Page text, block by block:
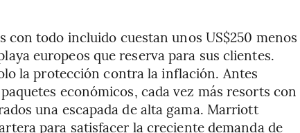
con todo incluido cuestan unos US$250 menos
europeos que reserva para sus clientes.
la protección contra la inflación. Antes
económicos, cada vez más resorts con
una escapada de alta gama. Marriott
para satisfacer la creciente demanda de